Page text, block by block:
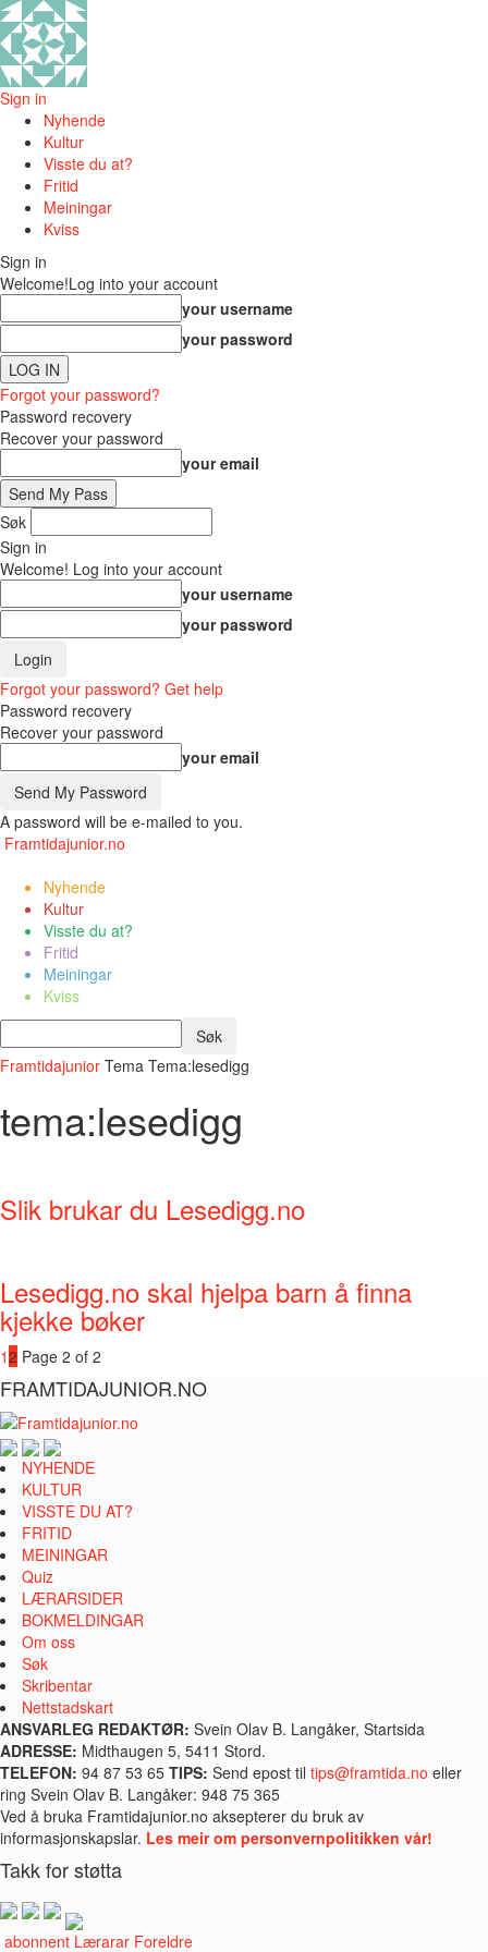
Sign in
Nyhende
Kultur
Visste du at?
Fritid
Meiningar
Kviss
Sign in
Welcome!Log into your account
your username
your password
Forgot your password?
Password recovery
Recover your password
your email
Søk
Sign in
Welcome! Log into your account
your username
your password
Forgot your password? Get help
Password recovery
Recover your password
your email
A password will be e-mailed to you.
Framtidajunior.no
Nyhende
Kultur
Visste du at?
Fritid
Meiningar
Kviss
Framtidajunior Tema Tema:lesedigg
tema:lesedigg
Slik brukar du Lesedigg.no
Lesedigg.no skal hjelpa barn å finna
kjekke bøker
12 Page 2 of 2
FRAMTIDAJUNIOR.NO
NYHENDE
KULTUR
VISSTE DU AT?
FRITID
MEININGAR
Quiz
LÆRARSIDER
BOKMELDINGAR
Om oss
Søk
Skribentar
Nettstadskart
ANSVARLEG REDAKTØR: Svein Olav B. Langåker, Startsida
ADRESSE: Midthaugen 5, 5411 Stord.
TELEFON: 94 87 53 65 TIPS: Send epost til tips@framtida.no eller
ring Svein Olav B. Langåker: 948 75 365
Ved å bruka Framtidajunior.no aksepterer du bruk av
informasjonskapslar. Les meir om personvernpolitikken vår!
Takk for støtta
abonnent Lærarar Foreldre